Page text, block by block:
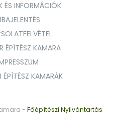
ÉS INFORMÁCIÓK
ÉPÍTÉSZ KAMARA
ÉPÍTÉSZ KAMARÁK
- Főépítészi Nyilvántartás